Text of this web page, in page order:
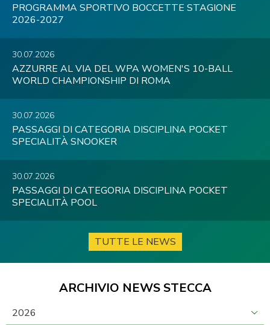
PROGRAMMA SPORTIVO BOCCETTE STAGIONE
2026-2027
30.07.2026
AZZURRE AL VIA DEL WPA WOMEN'S 10-BALL
WORLD CHAMPIONSHIP DI ROMA
30.07.2026
PASSAGGI DI CATEGORIA DISCIPLINA POCKET
SPECIALITÀ SNOOKER
30.07.2026
PASSAGGI DI CATEGORIA DISCIPLINA POCKET
SPECIALITÀ POOL
TUTTE LE NEWS
ARCHIVIO NEWS STECCA
2026